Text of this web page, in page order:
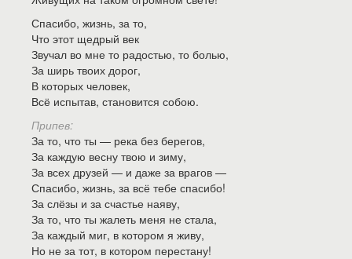
Спасибо, жизнь, за то,
Что этот щедрый век
Звучал во мне то радостью, то болью,
За ширь твоих дорог,
В которых человек,
Всё испытав, становится собою.
Припев:
За то, что ты — река без берегов,
За каждую весну твою и зиму,
За всех друзей — и даже за врагов —
Спасибо, жизнь, за всё тебе спасибо!
За слёзы и за счастье наяву,
За то, что ты жалеть меня не стала,
За каждый миг, в котором я живу,
Но не за тот, в котором перестану!